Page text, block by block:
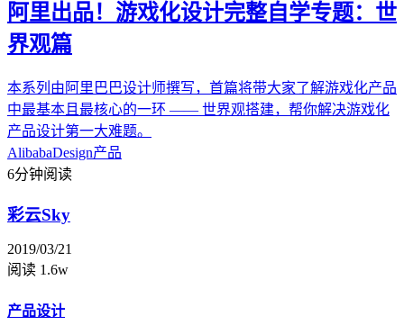
阿里出品！游戏化设计完整自学专题：世
界观篇
本系列由阿里巴巴设计师撰写，首篇将带大家了解游戏化产品
中最基本且最核心的一环 —— 世界观搭建，帮你解决游戏化
产品设计第一大难题。
AlibabaDesign产品
6分钟阅读
彩云Sky
2019/03/21
阅读 1.6w
产品设计